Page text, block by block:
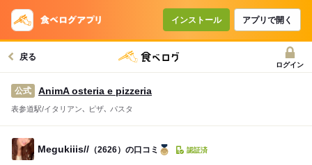
インストール アプリで開く
戻る
ログイン
公式 AnimA osteria e pizzeria
表参道駅/イタリアン､ ピザ､ パスタ
Megukiiis// （2626）の口コミ 認証済